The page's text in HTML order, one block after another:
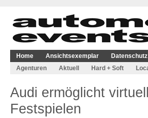
Home Ansichtsexemplar Datenschutz
Agenturen
Aktuell Hard + Soft
Audi ermöglicht
Festspielen